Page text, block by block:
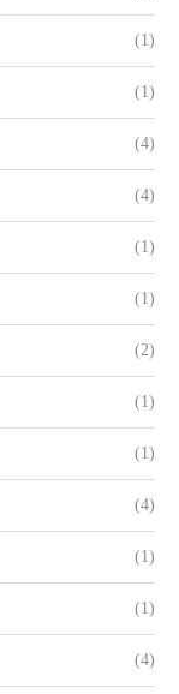
(1)
(1)
(4)
(4)
(1)
(1)
(2)
(1)
(1)
(4)
(1)
(1)
(4)